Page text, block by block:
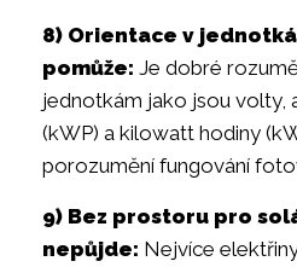
8) Orientace v
pomůže: Je dobré
jednotkám jako jsou volty,
(kWP) a kilowatt hodiny
porozumění fungování
9) Bez prostoru pro
nepůjde: Nejvíce